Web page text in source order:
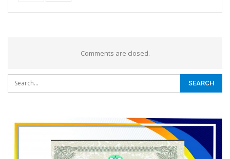
Comments are closed.